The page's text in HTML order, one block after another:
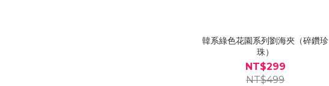
韓系綠色花園系列劉海夾（碎鑽珍
珠）
NT$299
NT$499